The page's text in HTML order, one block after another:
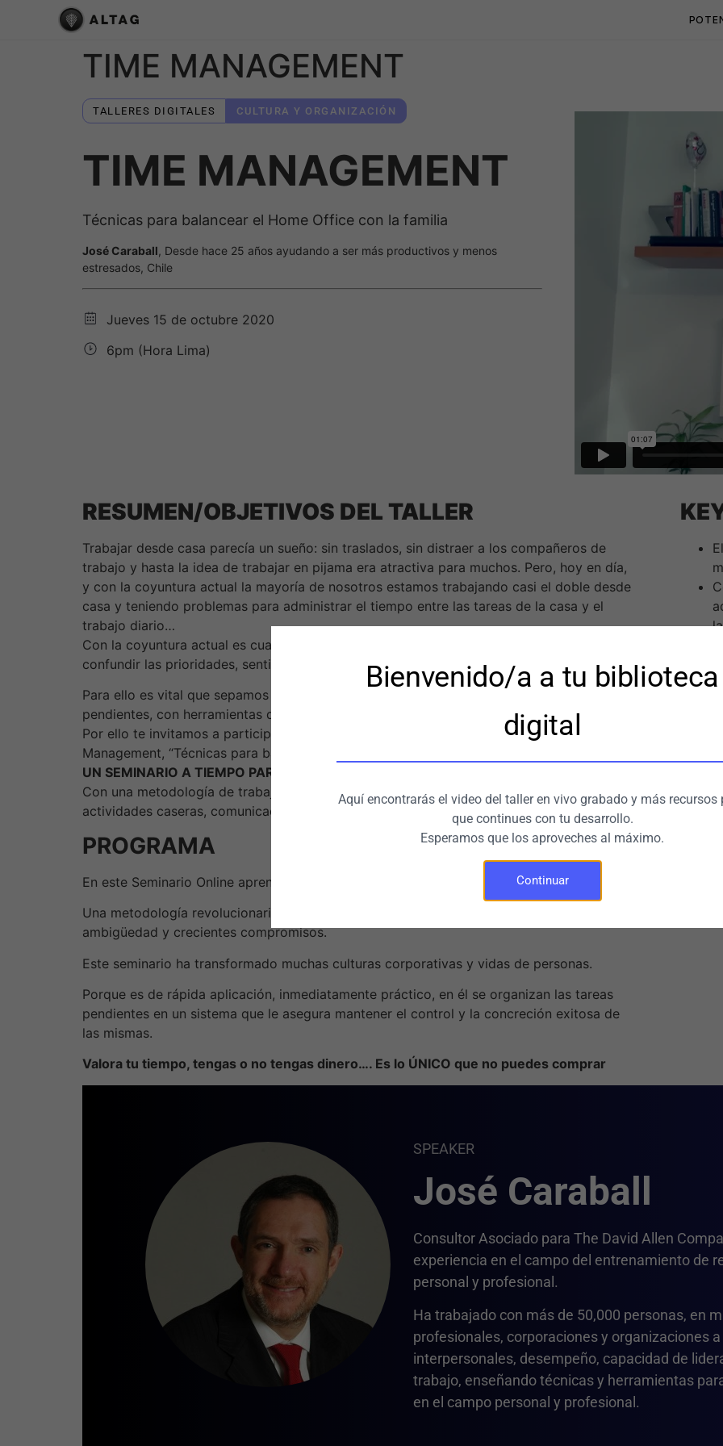
TIME MANAGEMENT
TALLERES DIGITALES CULTURA Y ORGANIZACIÓN
TIME MANAGEMENT
Técnicas para balancear el Home Office con la familia
José Caraball, Desde hace 25 años ayudando a ser más productivos y menos
estresados, Chile
Jueves 15 de octubre 2020
6pm (Hora Lima)
RESUMEN/OBJETIVOS DEL TALLER
Trabajar desde casa parecía un sueño: sin traslados, sin distraer a los compañeros de
trabajo y hasta la idea de trabajar en pijama era atractiva para muchos. Pero, hoy en día,
y con la coyuntura actual la mayoría de nosotros estamos trabajando casi el doble desde
casa y teniendo problemas para administrar el tiempo entre las tareas de la casa y el
trabajo diario…
Con la coyuntura actual es cuando nuestra productividad está amenazada, es muy fácil
confundir las prioridades, sentirnos abrumados y perder foco y energía.
Para ello es vital que sepamos organizar nuestro día a día, nuestras tareas, nuestros
pendientes, con herramientas de aplicación inmediata y duradera.
Por ello te invitamos a participar este jueves 23 de julio del Seminario Online Time
Management, “Técnicas para balancear el Home Office con la familia”
UN SEMINARIO A TIEMPO PARA QUIENES NUNCA TIENEN TIEMPO
Con una metodología de trabajo los participantes, definen y organizan sus proyectos,
actividades caseras, comunicaciones y hasta el correo electrónico.
PROGRAMA
En este Seminario Online aprenderás:
Una metodología revolucionaria, mantener un enfoque ejecutivo y claro en un mundo de
ambigüedad y crecientes compromisos.
Este seminario ha transformado muchas culturas corporativas y vidas de personas.
Porque es de rápida aplicación, inmediatamente práctico, en él se organizan las tareas
pendientes en un sistema que le asegura mantener el control y la concreción exitosa de
las mismas.
Valora tu tiempo, tengas o no tengas dinero…. Es lo ÚNICO que no puedes comprar
SPEAKER
José Caraball
Consultor Asociado para The David Allen
experiencia en el campo del entrenamiento de
personal y profesional.
Ha trabajado con más de 50,000 personas, en
profesionales, corporaciones y organizaciones
interpersonales, desempeño, capacidad de
trabajo, enseñando técnicas y herramientas
en el campo personal y profesional.
Bienvenido/a a tu biblioteca
digital
Aquí encontrarás el video del taller en vivo grabado y más recursos
que continues con tu desarrollo.
Esperamos que los aproveches al máximo.
Continuar